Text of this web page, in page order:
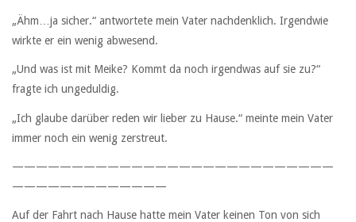
„Ähm…ja sicher.“ antwortete mein Vater nachdenklich. Irgendwie
wirkte er ein wenig abwesend.
„Und was ist mit Meike? Kommt da noch irgendwas auf sie zu?“
fragte ich ungeduldig.
„Ich glaube darüber reden wir lieber zu Hause.“ meinte mein Vater
immer noch ein wenig zerstreut.
———————————————————————————
—————————————
Auf der Fahrt nach Hause hatte mein Vater keinen Ton von sich